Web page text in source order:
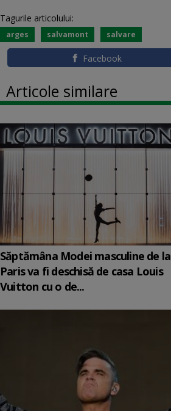
Tagurile articolului:
arges salvamont salvare
Facebook
Articole similare
Săptămâna Modei masculine de la
Paris va fi deschisă de casa Louis
Vuitton cu o de...